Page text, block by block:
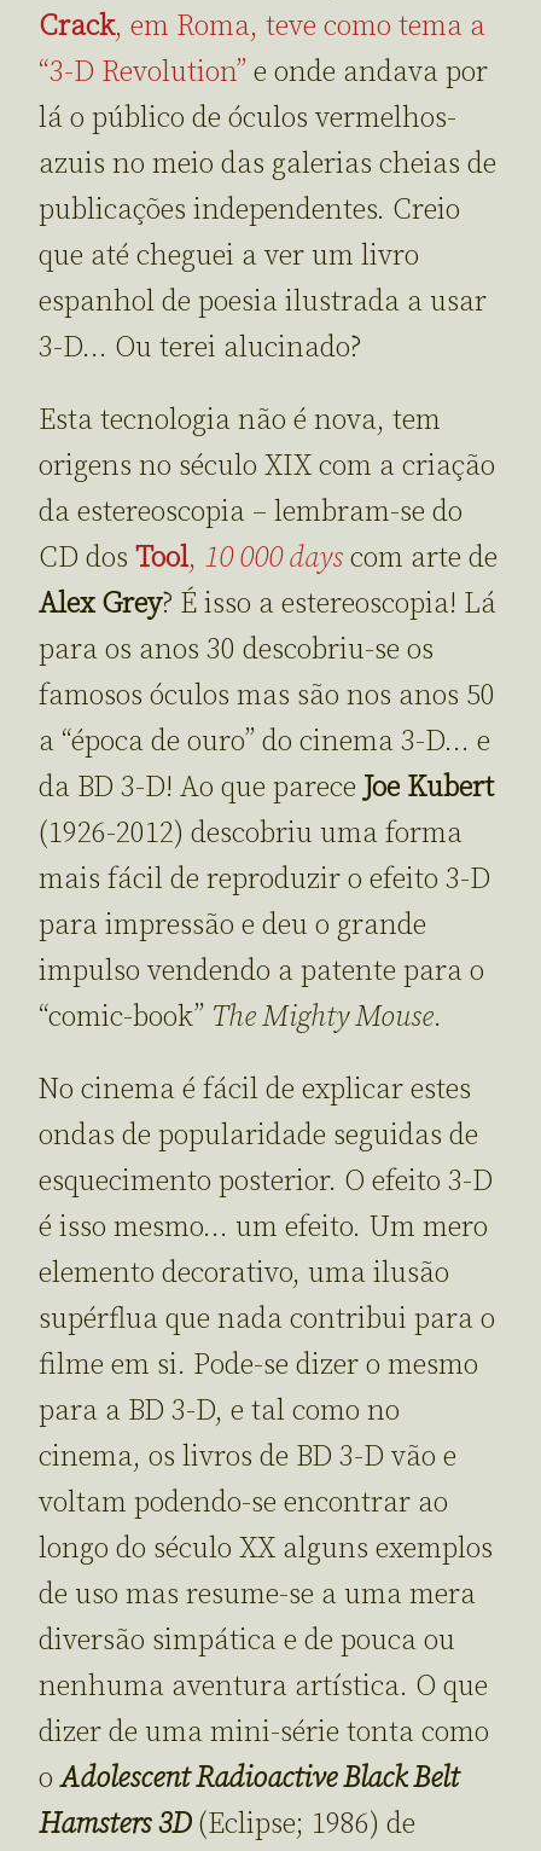
Crack, em Roma, teve como tema a
“3-D Revolution” e onde andava por
lá o público de óculos vermelhos-
azuis no meio das galerias cheias de
publicações independentes. Creio
que até cheguei a ver um livro
espanhol de poesia ilustrada a usar
3-D… Ou terei alucinado?
Esta tecnologia não é nova, tem
origens no século XIX com a criação
da estereoscopia – lembram-se do
CD dos Tool, 10 000 days com arte de
Alex Grey? É isso a estereoscopia! Lá
para os anos 30 descobriu-se os
famosos óculos mas são nos anos 50
a “época de ouro” do cinema 3-D… e
da BD 3-D! Ao que parece Joe Kubert
(1926-2012) descobriu uma forma
mais fácil de reproduzir o efeito 3-D
para impressão e deu o grande
impulso vendendo a patente para o
“comic-book” The Mighty Mouse.
No cinema é fácil de explicar estes
ondas de popularidade seguidas de
esquecimento posterior. O efeito 3-D
é isso mesmo… um efeito. Um mero
elemento decorativo, uma ilusão
supérflua que nada contribui para o
filme em si. Pode-se dizer o mesmo
para a BD 3-D, e tal como no
cinema, os livros de BD 3-D vão e
voltam podendo-se encontrar ao
longo do século XX alguns exemplos
de uso mas resume-se a uma mera
diversão simpática e de pouca ou
nenhuma aventura artística. O que
dizer de uma mini-série tonta como
oAdolescent Radioactive Black Belt
Hamsters 3D(Eclipse; 1986) de